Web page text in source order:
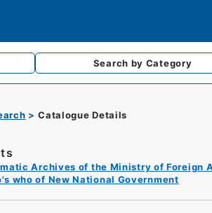
Search by Category
Catalogue Details
Archives of the Ministry of Foreign
who of New National Government